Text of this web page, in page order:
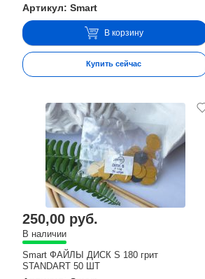
Артикул: Smart
В корзину
Купить сейчас
250,00 руб.
В наличии
Smart ФАЙЛЫ ДИСК S 180 грит
STANDART 50 ШТ